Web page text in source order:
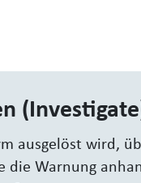
ausgelöst wird,
die Warnung